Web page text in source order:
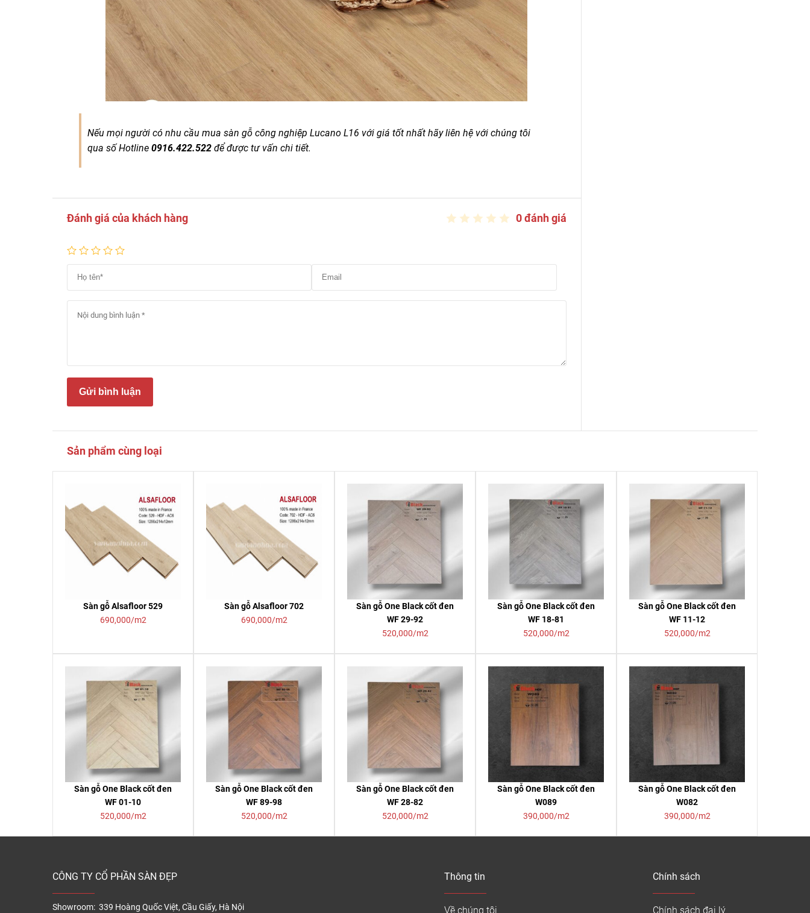
Nếu mọi người có nhu cầu mua sàn gỗ công nghiệp Lucano L16 với giá tốt nhất hãy liên hệ với chúng tôi
qua số Hotline 0916.422.522 để được tư vấn chi tiết.
Đánh giá của khách hàng 0 đánh giá
Gửi bình luận
Sản phẩm cùng loại
Sàn gỗ Alsafloor 529
690,000/m2
Sàn gỗ Alsafloor 702
690,000/m2
Sàn gỗ One Black cốt đen
WF 29-92
520,000/m2
Sàn gỗ One Black cốt đen
WF 18-81
520,000/m2
Sàn gỗ One Black cốt đen
WF 11-12
520,000/m2
Sàn gỗ One Black cốt đen
WF 01-10
520,000/m2
Sàn gỗ One Black cốt đen
WF 89-98
520,000/m2
Sàn gỗ One Black cốt đen
WF 28-82
520,000/m2
Sàn gỗ One Black cốt đen
W089
390,000/m2
Sàn gỗ One Black cốt đen
W082
390,000/m2
CÔNG TY CỔ PHẦN SÀN ĐẸP
Showroom: 339 Hoàng Quốc Việt, Cầu Giấy, Hà Nội
Thông tin
Về chúng tôi
Chính sách
Chính sách đại lý